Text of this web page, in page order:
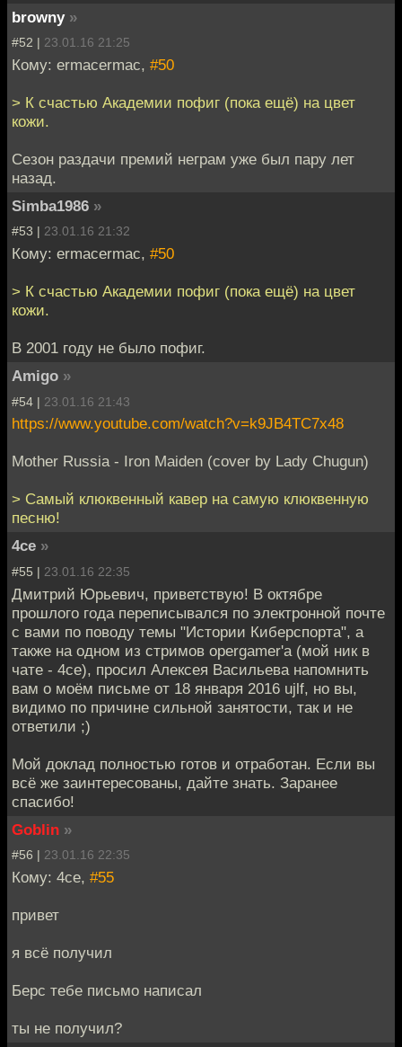
browny »
#52 | 23.01.16 21:25
Кому: ermacermac, #50
> К счастью Академии пофиг (пока ещё) на цвет
кожи.
Сезон раздачи премий неграм уже был пару лет
назад.
Simba1986 »
#53 | 23.01.16 21:32
Кому: ermacermac, #50
> К счастью Академии пофиг (пока ещё) на цвет
кожи.
В 2001 году не было пофиг.
Amigo »
#54 | 23.01.16 21:43
https://www.youtube.com/watch?v=k9JB4TC7x48
Mother Russia - Iron Maiden (cover by Lady Chugun)
> Самый клюквенный кавер на самую клюквенную
песню!
4ce »
#55 | 23.01.16 22:35
Дмитрий Юрьевич, приветствую! В октябре
прошлого года переписывался по электронной почте
с вами по поводу темы "Истории Киберспорта", а
также на одном из стримов opergamer'а (мой ник в
чате - 4ce), просил Алексея Васильева напомнить
вам о моём письме от 18 января 2016 ujlf, но вы,
видимо по причине сильной занятости, так и не
ответили ;)
Мой доклад полностью готов и отработан. Если вы
всё же заинтересованы, дайте знать. Заранее
спасибо!
Goblin »
#56 | 23.01.16 22:35
Кому: 4ce, #55
привет
я всё получил
Берс тебе письмо написал
ты не получил?